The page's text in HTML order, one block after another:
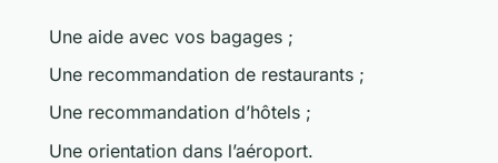
Une aide avec vos bagages ;
Une recommandation de restaurants ;
Une recommandation d’hôtels ;
Une orientation dans l’aéroport.